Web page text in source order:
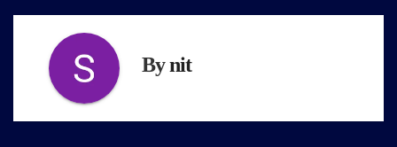
Bynit